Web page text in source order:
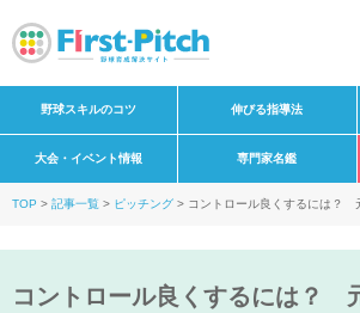
野球スキルのコツ 伸びる指導法
大会・イベント情報 専門家名鑑
TOP 記事一覧 ピッチング
コントロール良くするには？
コントロール良くするには？